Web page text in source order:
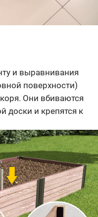
и выравнивания
поверхности)
Они вбиваются
доски и крепятся к